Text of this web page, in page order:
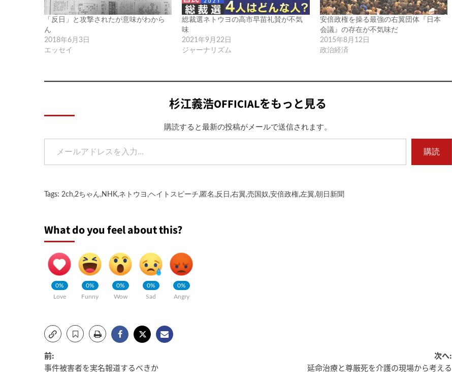
「反日」と攻撃されたが意味がわから
ん
2018年6月3日
エッセイ
総裁選ネトウヨの高市早苗礼賛が不気
味
2021年9月22日
ジャーナリズム
安倍政権を操る最強の右翼団体『日本
会議』の存在が不気味だ
2015年8月12日
政治経済
杉江義浩OFFICIALをもっと見る
購読すると最新の投稿がメールで送信されます。
メールアドレスを入力...
購読
Tags: 2ch,2ちゃん,NHK,ネトウヨ ,ヘイトスピーチ,匿名 ,反日 ,右翼,売国奴 ,安倍政権,左翼,朝日新聞
What do you feel about this?
0%
Love
0%
Funny
0%
Wow
0%
Sad
0%
Angry
投
前:
事件被害者を実名報道するべきか
次へ:
延命治療と尊厳死を介護の現場から考える